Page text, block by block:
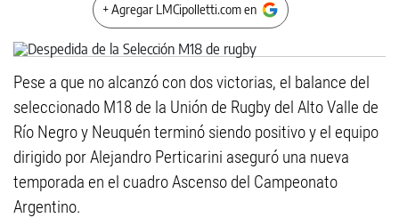
+ Agregar LMCipolletti.com en
Pese a que no alcanzó con dos victorias, el balance del
seleccionado M18 de la Unión de Rugby del Alto Valle de
Río Negro y Neuquén terminó siendo positivo y el equipo
dirigido por Alejandro Perticarini aseguró una nueva
temporada en el cuadro Ascenso del Campeonato
Argentino.